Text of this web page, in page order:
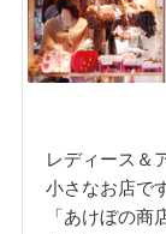
レディース＆
小さなお店で
「あけぼの